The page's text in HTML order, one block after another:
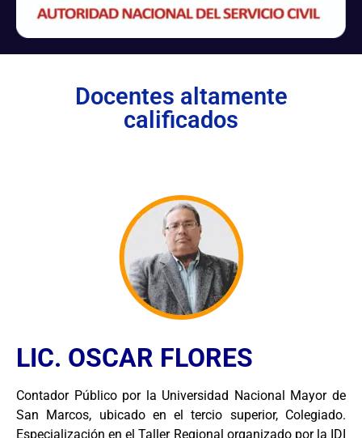
Docentes altamente
calificados
LIC. OSCAR FLORES
Contador Público por la Universidad Nacional Mayor de
San Marcos, ubicado en el tercio superior, Colegiado.
Especialización en el Taller Regional organizado por la IDI